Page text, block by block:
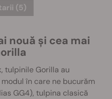
(5)
nouă și cea mai
tulpinile Gorilla au
în care ne bucurăm
GG4), tulpina clasică